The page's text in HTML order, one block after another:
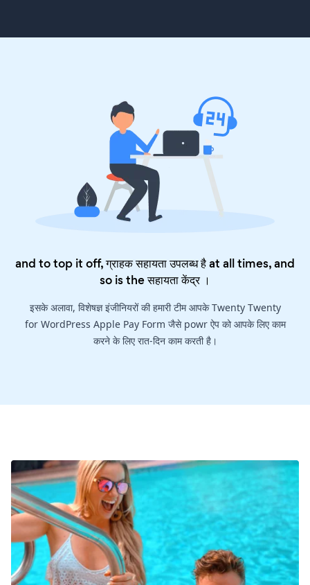
and to top it off, ग्राहक सहायता उपलब्ध है at all times, and
so is theसहायता केंद्र।
इसके अलावा, विशेषज्ञ इंजीनियरों की हमारी टीम आपके Twenty Twenty
for WordPress Apple Pay Form जैसे powr ऐप को आपके लिए काम
करने के लिए रात-दिन काम करती है।